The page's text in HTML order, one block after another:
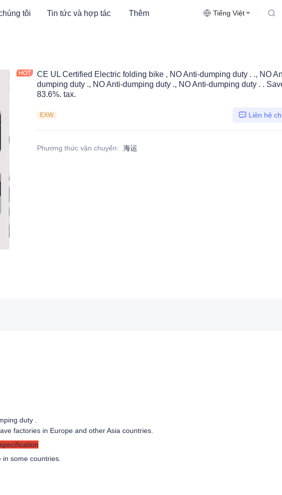
tôi Tin tức và hợp tác Thêm Tiếng Việt
CE UL Certified Electric folding bike , NO Anti-dumping duty . ., NO
dumping duty ., NO Anti-dumping duty ., NO Anti-dumping duty . .
83.6%. tax.
EXW Liên hệ
Phương thức vận chuyển: 海运
duty .
factories in Europe and other Asia countries.
some countries.